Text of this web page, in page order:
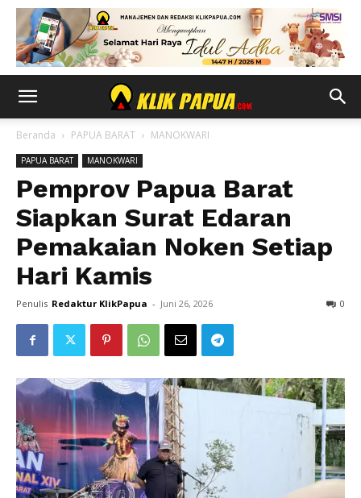
Beranda PAPUA BARAT MANOKWARI
PAPUA BARAT MANOKWARI
Pemprov Papua Barat
Siapkan Surat Edaran
Pemakaian Noken Setiap
Hari Kamis
Penulis Redaktur KlikPapua - Juni 26, 2026 0